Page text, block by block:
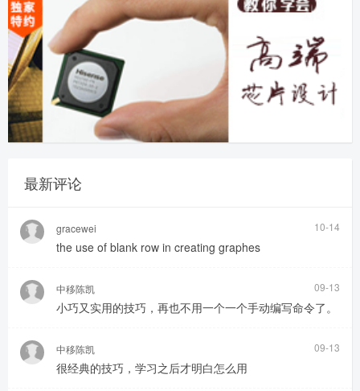
最新评论
gracewei 10-14
the use of blank row in creating graphes
中移陈凯 09-13
小巧又实用的技巧，再也不用一个一个手动编写命令了。
中移陈凯 09-13
很经典的技巧，学习之后才明白怎么用